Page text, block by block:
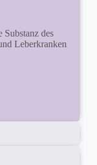
Substanz des
Leberkranken